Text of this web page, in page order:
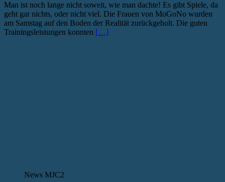
Man ist noch lange nicht soweit, wie man dachte! Es gibt Spiele, da
geht gar nichts, oder nicht viel. Die Frauen von MoGoNo wurden
am Samstag auf den Boden der Realität zurückgeholt. Die guten
Trainingsleistungen konnten […]
News MJC2